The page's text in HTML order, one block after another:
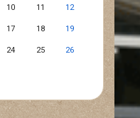
10 11 12
17 18 19
24 25 26